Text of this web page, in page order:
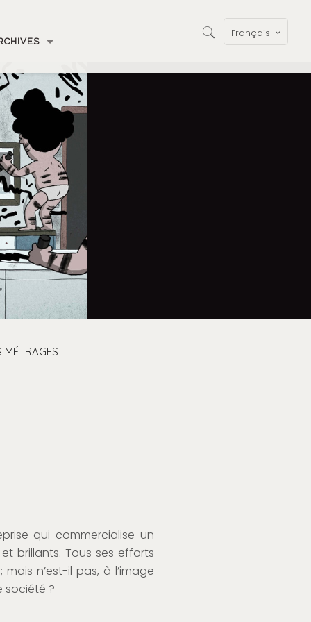
Français
MÉTRAGES
qui commercialise un
brillants. Tous ses efforts
n’est-il pas, à l’image
société ?